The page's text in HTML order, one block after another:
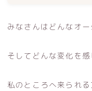
みなさんはどんなオ
そしてどんな変化を感
私のところへ来られ